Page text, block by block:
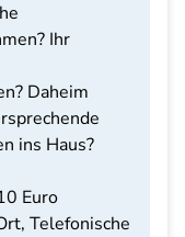
Ihr
Daheim
ins Haus?
Euro
Telefonische